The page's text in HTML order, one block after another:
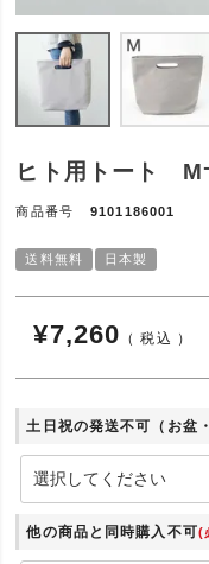
ヒト用トート M
商品番号 9101186001
送料無料 日本製
¥7,260 税込
土日祝の発送不可（お盆
他の商品と同時購入不可(